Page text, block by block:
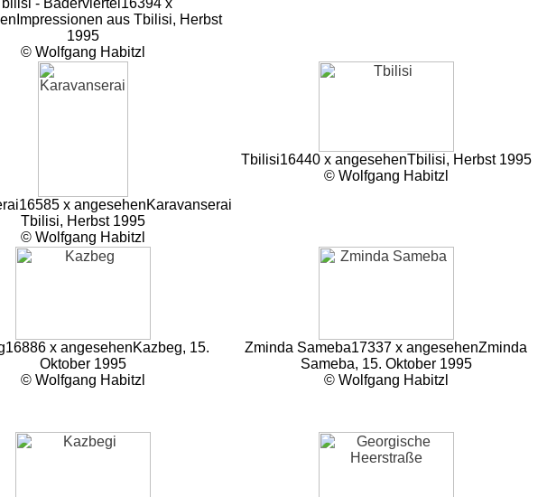
- Bäderviertel 16394 x
Impressionen aus Tbilisi, Herbst
1995
© Wolfgang Habitzl
16585 x angesehenKaravanserai
Tbilisi, Herbst 1995
© Wolfgang Habitzl
Tbilisi16440 x angesehenTbilisi, Herbst 1995
© Wolfgang Habitzl
16886 x angesehenKazbeg, 15.
Oktober 1995
© Wolfgang Habitzl
Zminda Sameba17337 x angesehenZminda
Sameba, 15. Oktober 1995
© Wolfgang Habitzl